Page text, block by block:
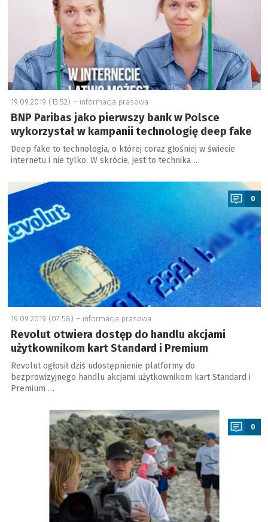
19.09.2019 (13:52) – informacja prasowa
BNP Paribas jako pierwszy bank w Polsce
wykorzystał w kampanii technologię deep fake
Deep fake to technologia, o której coraz głośniej w świecie
internetu i nie tylko. W skrócie, jest to technika …
a
0
19.09.2019 (07:58) – informacja prasowa
Revolut otwiera dostęp do handlu akcjami
użytkownikom kart Standard i Premium
Revolut ogłosił dziś udostępnienie platformy do
bezprowizyjnego handlu akcjami użytkownikom kart Standard i
Premium …
0